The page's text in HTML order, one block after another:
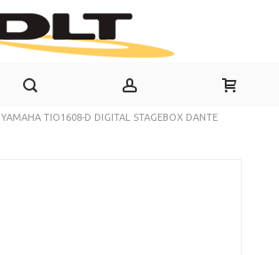
YAMAHA TIO1608-D DIGITAL STAGEBOX DANTE